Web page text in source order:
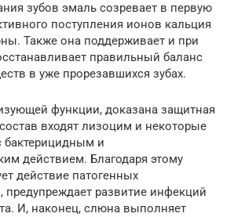
зубов эмаль созревает в первую
поступления ионов кальция
Также она поддерживает и при
правильный баланс
в уже прорезавшихся зубах.
функции, доказана защитная
входят лизоцим и некоторые
бактерицидным и
действием. Благодаря этому
действие патогенных
предупреждает развитие инфекций
И, наконец, слюна выполняет